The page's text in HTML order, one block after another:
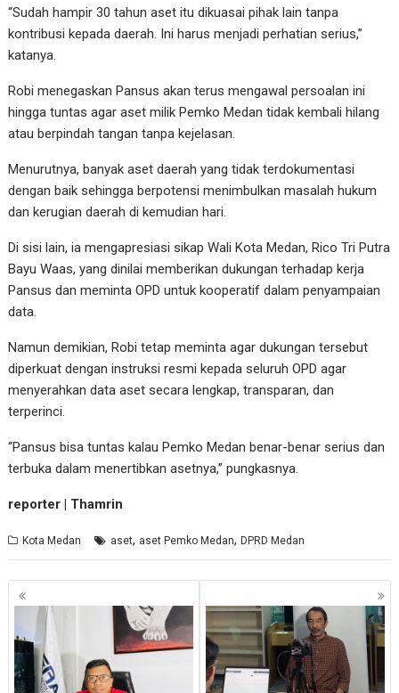
“Sudah hampir 30 tahun aset itu dikuasai pihak lain tanpa
kontribusi kepada daerah. Ini harus menjadi perhatian serius,”
katanya.
Robi menegaskan Pansus akan terus mengawal persoalan ini
hingga tuntas agar aset milik Pemko Medan tidak kembali hilang
atau berpindah tangan tanpa kejelasan.
Menurutnya, banyak aset daerah yang tidak terdokumentasi
dengan baik sehingga berpotensi menimbulkan masalah hukum
dan kerugian daerah di kemudian hari.
Di sisi lain, ia mengapresiasi sikap Wali Kota Medan, Rico Tri Putra
Bayu Waas, yang dinilai memberikan dukungan terhadap kerja
Pansus dan meminta OPD untuk kooperatif dalam penyampaian
data.
Namun demikian, Robi tetap meminta agar dukungan tersebut
diperkuat dengan instruksi resmi kepada seluruh OPD agar
menyerahkan data aset secara lengkap, transparan, dan
terperinci.
“Pansus bisa tuntas kalau Pemko Medan benar-benar serius dan
terbuka dalam menertibkan asetnya,” pungkasnya.
reporter | Thamrin
Kota Medan aset, aset Pemko Medan,DPRD Medan
Navigasi
pos